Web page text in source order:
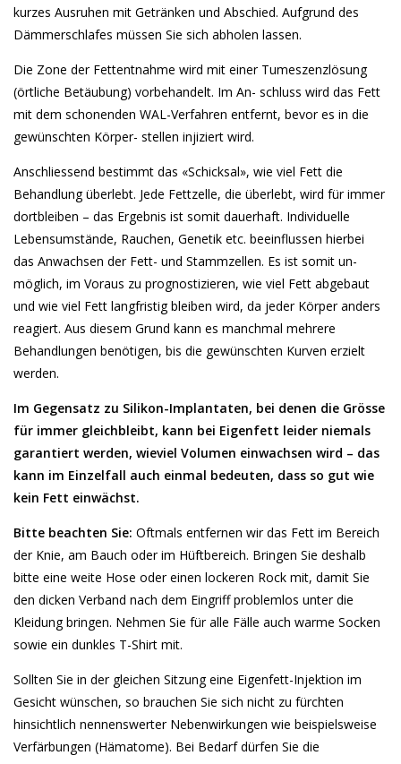
kurzes Ausruhen mit Getränken und Abschied. Aufgrund des
Dämmerschlafes müssen Sie sich abholen lassen.
Die Zone der Fettentnahme wird mit einer Tumeszenzlösung
(örtliche Betäubung) vorbehandelt. Im An- schluss wird das Fett
mit dem schonenden WAL-Verfahren entfernt, bevor es in die
gewünschten Körper- stellen injiziert wird.
Anschliessend bestimmt das «Schicksal», wie viel Fett die
Behandlung überlebt. Jede Fettzelle, die überlebt, wird für immer
dortbleiben – das Ergebnis ist somit dauerhaft. Individuelle
Lebensumstände, Rauchen, Genetik etc. beeinflussen hierbei
das Anwachsen der Fett- und Stammzellen. Es ist somit un-
möglich, im Voraus zu prognostizieren, wie viel Fett abgebaut
und wie viel Fett langfristig bleiben wird, da jeder Körper anders
reagiert. Aus diesem Grund kann es manchmal mehrere
Behandlungen benötigen, bis die gewünschten Kurven erzielt
werden.
Im Gegensatz zu Silikon-Implantaten, bei denen die Grösse
für immer gleichbleibt, kann bei Eigenfett leider niemals
garantiert werden, wieviel Volumen einwachsen wird – das
kann im Einzelfall auch einmal bedeuten, dass so gut wie
kein Fett einwächst.
Bitte beachten Sie: Oftmals entfernen wir das Fett im Bereich
der Knie, am Bauch oder im Hüftbereich. Bringen Sie deshalb
bitte eine weite Hose oder einen lockeren Rock mit, damit Sie
den dicken Verband nach dem Eingriff problemlos unter die
Kleidung bringen. Nehmen Sie für alle Fälle auch warme Socken
sowie ein dunkles T-Shirt mit.
Sollten Sie in der gleichen Sitzung eine Eigenfett-Injektion im
Gesicht wünschen, so brauchen Sie sich nicht zu fürchten
hinsichtlich nennenswerter Nebenwirkungen wie beispielsweise
Verfärbungen (Hämatome). Bei Bedarf dürfen Sie die